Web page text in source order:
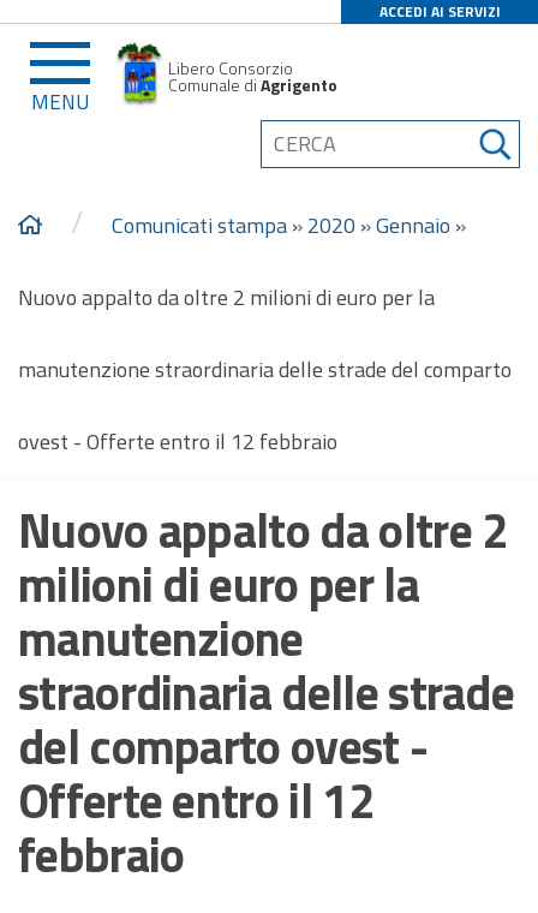
ACCEDI AI SERVIZI
MENU
Libero Consorzio
Comunale diAgrigento
/ Comunicati stampa»2020 »Gennaio »
Nuovo appalto da oltre 2 milioni di euro per la
manutenzione straordinaria delle strade del comparto
ovest - Offerte entro il 12 febbraio
Nuovo appalto da oltre 2
milioni di euro per la
manutenzione
straordinaria delle strade
del comparto ovest -
Offerte entro il 12
febbraio